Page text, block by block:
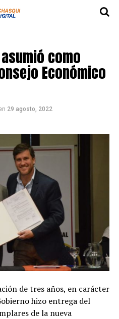
como
Económico
29 agosto, 2022
de tres años, en carácter
hizo entrega del
de la nueva